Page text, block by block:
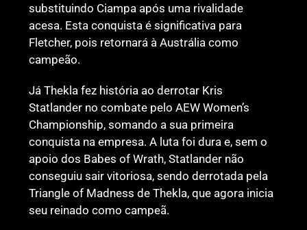
substituindo Ciampa após uma rivalidade
acesa. Esta conquista é significativa para
Fletcher, pois retornará à Austrália como
campeão.
Já Thekla fez história ao derrotar Kris
Statlander no combate pelo AEW Women’s
Championship, somando a sua primeira
conquista na empresa. A luta foi dura e, sem o
apoio dos Babes of Wrath, Statlander não
conseguiu sair vitoriosa, sendo derrotada pela
Triangle of Madness de Thekla, que agora inicia
seu reinado como campeã.